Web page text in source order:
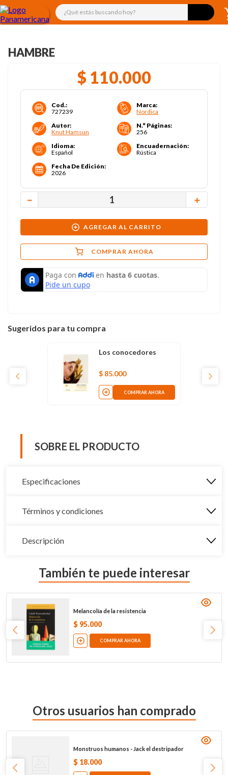
¿Qué estás buscando hoy?
HAMBRE
$ 110.000
Cod.:
727239
Marca:
Nordica
Autor:
Knut Hamsun
N.° Páginas:
256
Idioma:
Español
Encuadernación:
Rústica
Fecha De Edición:
2026
＋
－
AGREGAR AL CARRITO
COMPRAR AHORA
Sugeridos para tu compra
Los conocedores
$ 85.000
COMPRAR AHORA
SOBRE EL PRODUCTO
Especificaciones
Términos y condiciones
Descripción
También te puede interesar
Melancolía de la resistencia
$ 95.000
COMPRAR AHORA
Otros usuarios han comprado
Monstruos humanos - Jack el destripador
$ 18.000